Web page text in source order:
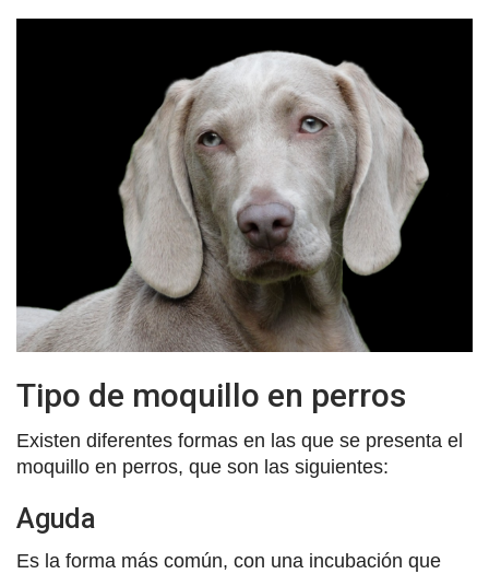
Tipo de moquillo en perros
Existen diferentes formas en las que se presenta el
moquillo en perros, que son las siguientes:
Aguda
Es la forma más común, con una incubación que